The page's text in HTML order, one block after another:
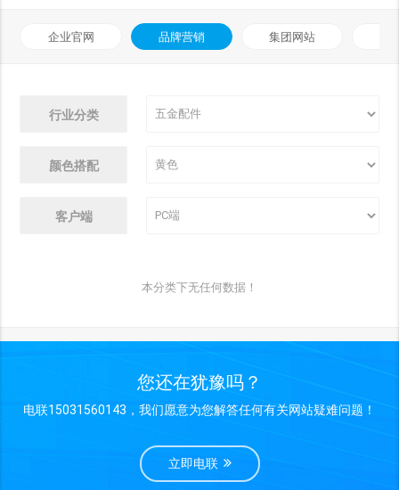
企业官网 品牌营销 集团网站
行业分类
颜色搭配
客户端
本分类下无任何数据！
您还在犹豫吗？
电联15031560143，我们愿意为您解答任何有关网站疑难问题！
立即电联